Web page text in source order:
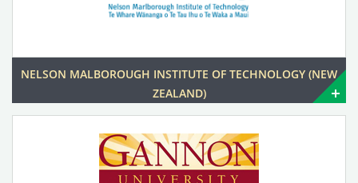
NELSON MALBOROUGH INSTITUTE OF TECHNOLOGY (NEW
ZEALAND)